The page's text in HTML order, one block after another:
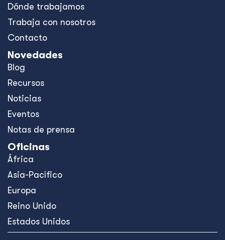
Dónde trabajamos
Trabaja con nosotros
Contacto
Novedades
Blog
Recursos
Noticias
Eventos
Notas de prensa
Oficinas
África
Asia-Pacífico
Europa
Reino Unido
Estados Unidos